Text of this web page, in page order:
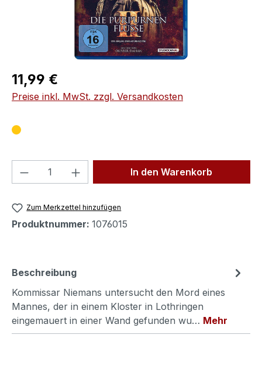
Regulärer Preis:
11,99 €
Preise inkl. MwSt. zzgl. Versandkosten
Produkt Anzahl: Gib denIn den Warenkorb
Zum Merkzettel hinzufügen
Produktnummer: 1076015
Beschreibung
Kommissar Niemans untersucht den Mord eines
Mannes, der in einem Kloster in Lothringen
eingemauert in einer Wand gefunden wu… Mehr